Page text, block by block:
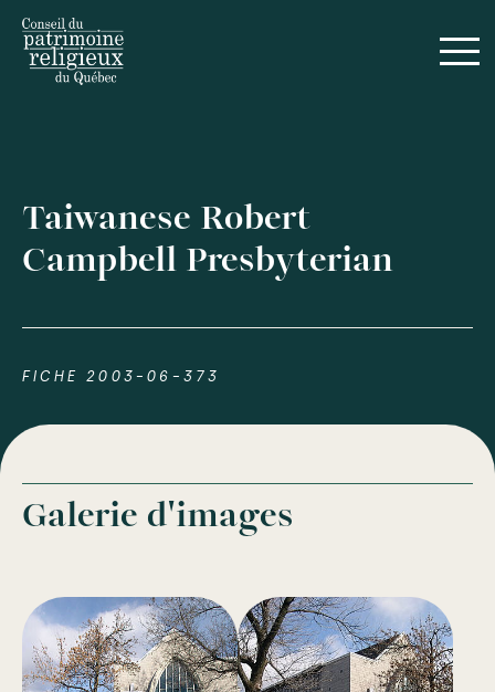
Taiwanese Robert
Campbell Presbyterian
FICHE 2003-06-373
Galerie d'images